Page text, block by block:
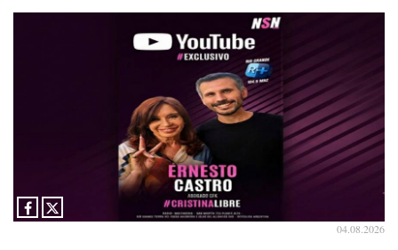
@PJCampana2022: Asumimos una nueva etapa en el
Partido Justicialista de Campana, con el orgullo de que el
Ver en X
04.08.2026